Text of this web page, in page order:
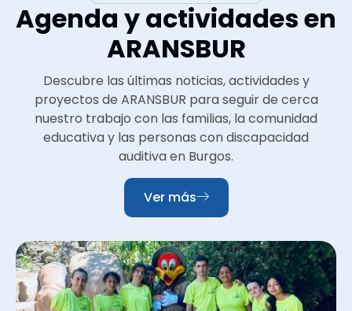
Agenda y actividades en
ARANSBUR
Descubre las últimas noticias, actividades y
proyectos de ARANSBUR para seguir de cerca
nuestro trabajo con las familias, la comunidad
educativa y las personas con discapacidad
auditiva en Burgos.
Ver más